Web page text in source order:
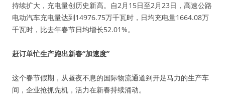
持续扩大，充电量创历史新高。自2月15日至2月23日，高速公路
电动汽车充电量达到14976.75万千瓦时，日均充电量1664.08万
千瓦时，比去年春节日均增长52.01%。
赶订单忙生产跑出新春“加速度”
这个春节假期，从昼夜不息的国际物流通道到开足马力的生产车
间，企业抢抓先机，活力在新春持续涌动。